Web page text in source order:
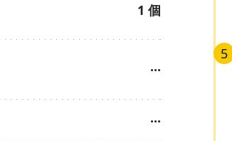
1 個
···
···
5